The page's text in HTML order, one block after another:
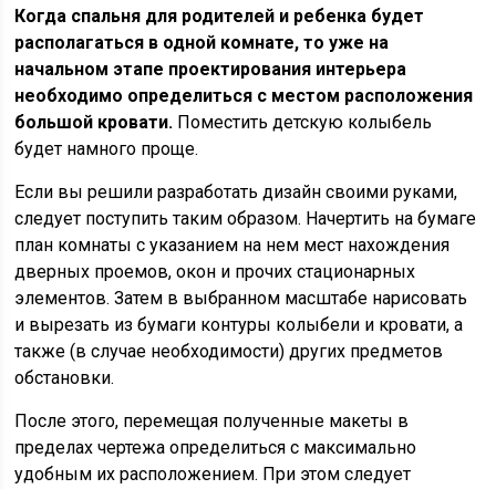
Когда спальня для родителей и ребенка будет
располагаться в одной комнате, то уже на
начальном этапе проектирования интерьера
необходимо определиться с местом расположения
большой кровати. Поместить детскую колыбель
будет намного проще.
Если вы решили разработать дизайн своими руками,
следует поступить таким образом. Начертить на бумаге
план комнаты с указанием на нем мест нахождения
дверных проемов, окон и прочих стационарных
элементов. Затем в выбранном масштабе нарисовать
и вырезать из бумаги контуры колыбели и кровати, а
также (в случае необходимости) других предметов
обстановки.
После этого, перемещая полученные макеты в
пределах чертежа определиться с максимально
удобным их расположением. При этом следует